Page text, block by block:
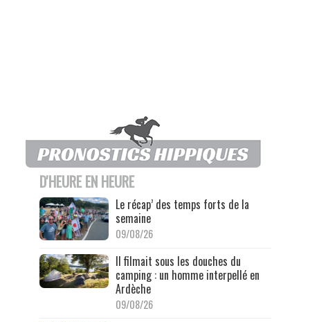
D'HEURE EN HEURE
Le récap’ des temps forts de la
semaine
09/08/26
Il filmait sous les douches du
camping : un homme interpellé en
Ardèche
09/08/26